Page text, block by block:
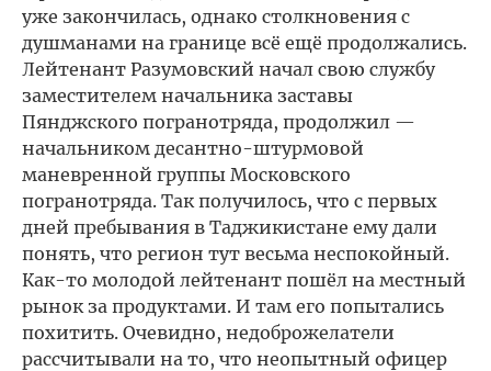
уже закончилась, однако столкновения с
душманами на границе всё ещё продолжались.
Лейтенант Разумовский начал свою службу
заместителем начальника заставы
Пянджского погранотряда, продолжил —
начальником десантно-штурмовой
маневренной группы Московского
погранотряда. Так получилось, что с первых
дней пребывания в Таджикистане ему дали
понять, что регион тут весьма неспокойный.
Как-то молодой лейтенант пошёл на местный
рынок за продуктами. И там его попытались
похитить. Очевидно, недоброжелатели
рассчитывали на то, что неопытный офицер